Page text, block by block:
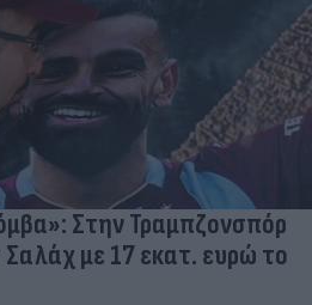
Στην Τραμπζονσπόρ
με 17 εκατ. ευρώ το